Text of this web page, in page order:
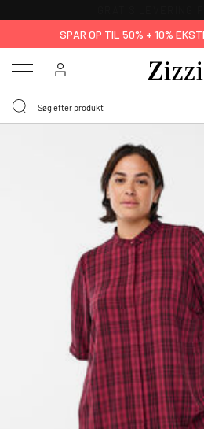
SPAR OP TIL 50% + 10%
Menu